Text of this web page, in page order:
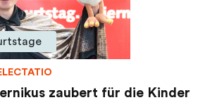
zaubert für die Kinder